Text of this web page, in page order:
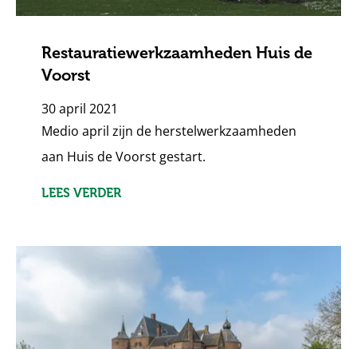
Restauratiewerkzaamheden Huis de
Voorst
30 april 2021
Medio april zijn de herstelwerkzaamheden
aan Huis de Voorst gestart.
LEES VERDER